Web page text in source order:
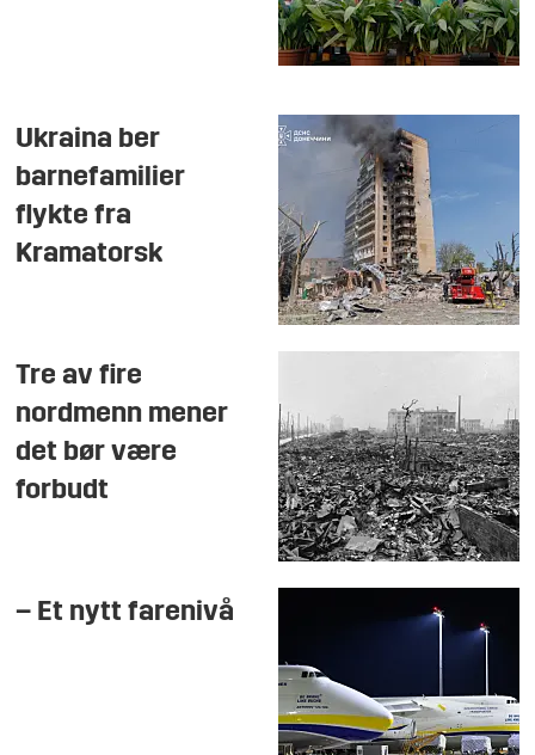
Ukraina ber
barnefamilier
flykte fra
Kramatorsk
Tre av fire
nordmenn mener
det bør være
forbudt
– Et nytt farenivå